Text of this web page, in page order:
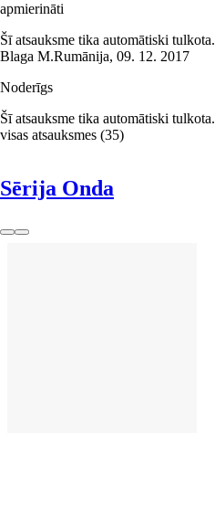
apmierināti
Šī atsauksme tika automātiski tulkota.
Blaga M.Rumānija, 09. 12. 2017
Noderīgs
Šī atsauksme tika automātiski tulkota.
visas atsauksmes (35)
Sērija Onda